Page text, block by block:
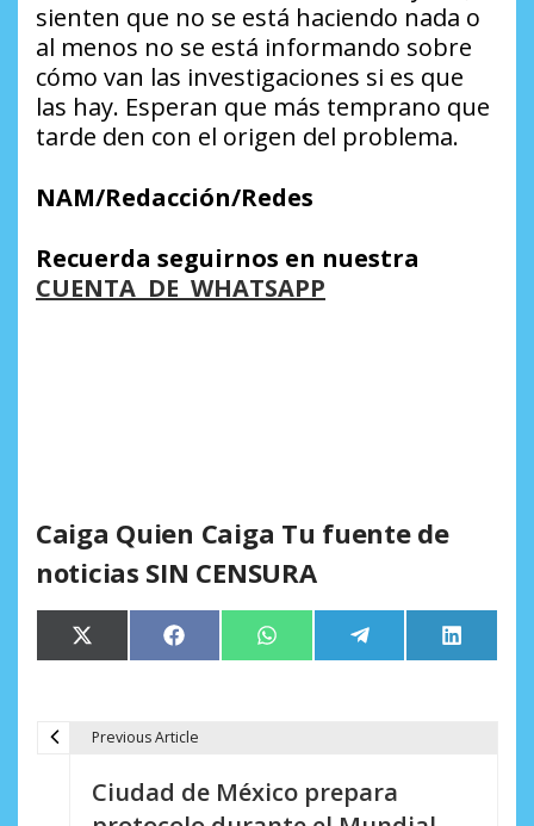
sienten que no se está haciendo nada o
al menos no se está informando sobre
cómo van las investigaciones si es que
las hay. Esperan que más temprano que
tarde den con el origen del problema.
NAM/Redacción/Redes
Recuerda seguirnos en nuestra
CUENTA DE WHATSAPP
Caiga Quien Caiga Tu fuente de
noticias SIN CENSURA
Compartir
en
X
(Twitter)
Compartir
en
Facebook Compartir
en
WhatsApp Compartir
en
Telegram
en
LinkedIn
Previous Article
Ciudad de México prepara